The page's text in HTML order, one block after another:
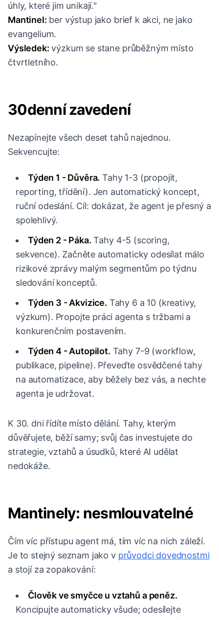
úhly, které jim unikají."
Mantinel: ber výstup jako brief k akci, ne jako
evangelium.
Výsledek: výzkum se stane průběžným místo
čtvrtletního.
30denní zavedení
Nezapínejte všech deset tahů najednou.
Sekvencujte:
Týden 1 - Důvěra. Tahy 1-3 (propojit,
reporting, třídění). Jen automatický koncept,
ruční odeslání. Cíl: dokázat, že agent je přesný a
spolehlivý.
Týden 2 - Páka. Tahy 4-5 (scoring,
sekvence). Začněte automaticky odesílat málo
rizikové zprávy malým segmentům po týdnu
sledování konceptů.
Týden 3 - Akvizice. Tahy 6 a 10 (kreativy,
výzkum). Propojte práci agenta s tržbami a
konkurenčním postavením.
Týden 4 - Autopilot. Tahy 7-9 (workflow,
publikace, pipeline). Převeďte osvědčené tahy
na automatizace, aby běžely bez vás, a nechte
agenta je udržovat.
K 30. dni řídíte místo dělání. Tahy, kterým
důvěřujete, běží samy; svůj čas investujete do
strategie, vztahů a úsudků, které AI udělat
nedokáže.
Mantinely: nesmlouvatelné
Čím víc přístupu agent má, tím víc na nich záleží.
Je to stejný seznam jako v průvodci dovednostmi
a stojí za zopakování:
Člověk ve smyčce u vztahů a peněz.
Koncipujte automaticky všude; odesílejte